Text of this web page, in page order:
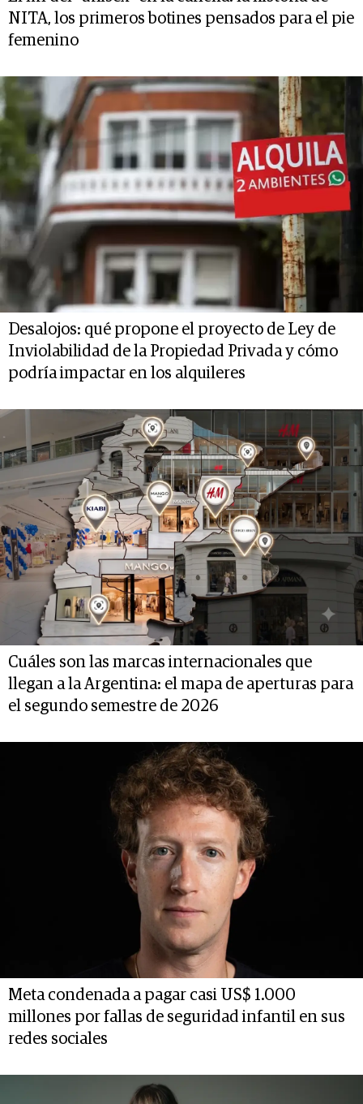
NITA, los primeros botines pensados para el pie
femenino
Desalojos: qué propone el proyecto de Ley de
Inviolabilidad de la Propiedad Privada y cómo
podría impactar en los alquileres
Cuáles son las marcas internacionales que
llegan a la Argentina: el mapa de aperturas para
el segundo semestre de 2026
Meta condenada a pagar casi US$ 1.000
millones por fallas de seguridad infantil en sus
redes sociales